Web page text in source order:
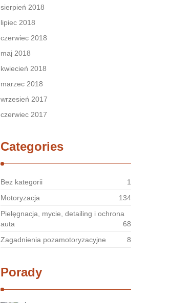
sierpień 2018
lipiec 2018
czerwiec 2018
maj 2018
kwiecień 2018
marzec 2018
wrzesień 2017
czerwiec 2017
Categories
Bez kategorii
1
Motoryzacja
134
Pielęgnacja, mycie, detailing i ochrona
auta
68
Zagadnienia pozamotoryzacyjne
8
Porady